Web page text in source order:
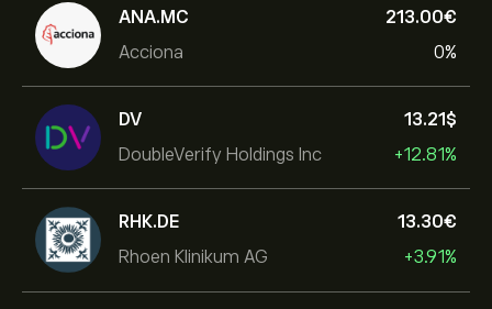
ANA.MC
Acciona
213.00‎€‎
0%
DV
DoubleVerify Holdings Inc
13.21‎$‎
+12.81%
RHK.DE
Rhoen Klinikum AG
13.30‎€‎
+3.91%